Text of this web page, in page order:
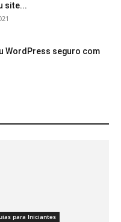
site...
WordPress seguro com
para Iniciantes